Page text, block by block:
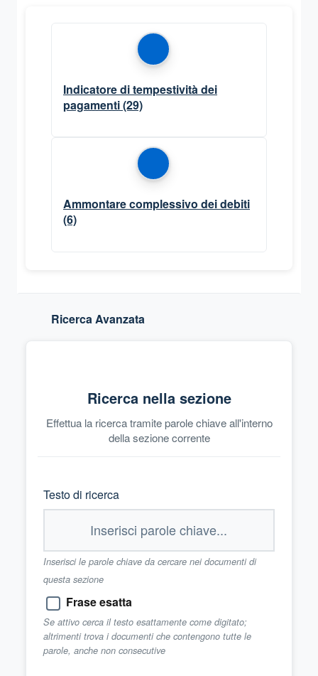
Indicatore di tempestività dei
pagamenti(29)
Ammontare complessivo dei debiti
(6)
Ricerca Avanzata
Ricerca nella sezione
Effettua la ricerca tramite parole chiave all'interno
della sezione corrente
Testo di ricerca
Inserisci le parole chiave da cercare nei documenti di
questa sezione
Frase esatta
Se attivo cerca il testo esattamente come digitato;
altrimenti trova i documenti che contengono tutte le
parole, anche non consecutive